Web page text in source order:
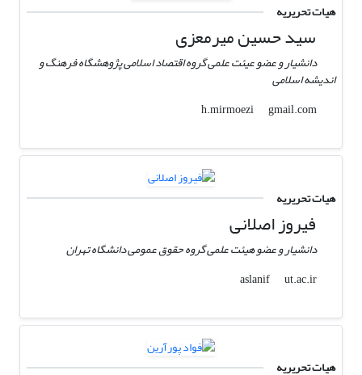
هیات تحریریه
سید‌ حسین میرمعزی
دانشیار و عضو عیئت علمی گروه اقتصاد اسلامی پژوهشگاه فرهنگ و
اندیشه اسلامی
h.mirmoezi
gmail.com
هیات تحریریه
فیروز اصلانی
دانشیار و عضو هیئت علمی گروه حقوق عمومی دانشگاه تهران
aslanif
ut.ac.ir
هیات تحریریه